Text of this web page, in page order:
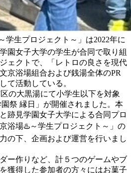
学生プロジェクト～」は2022年に
園女子大学の学生が合同で取り組
ェクトで、「レトロの良さを現代
京浴場組合および銭湯全体のPR
て活動している。
の大黒湯にて小学生以下を対象
祭 縁日」が開催されました。本
跡見学園女子大学による合同プロ
浴場♨️～学生プロジェクト～」の
の下、企画および運営を行いまし
ー作りなど、計５つのゲームやブ
獲得した参加者の方々にはお菓子